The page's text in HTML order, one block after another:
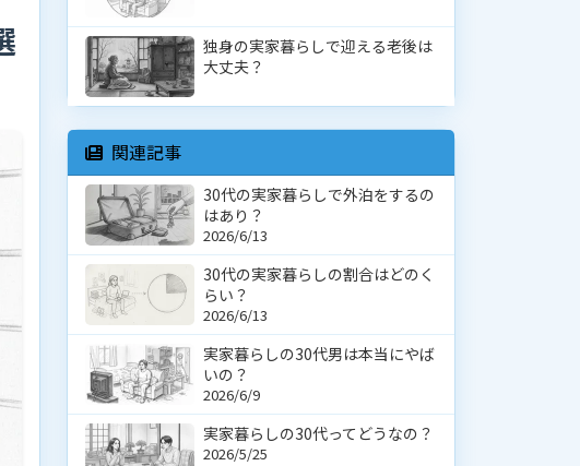
独身の実家暮らしで迎える老後は
大丈夫？
関連記事
30代の実家暮らしで外泊をするの
はあり？
2026/6/13
30代の実家暮らしの割合はどのく
らい？
2026/6/13
実家暮らしの30代男は本当にやば
いの？
2026/6/9
実家暮らしの30代ってどうなの？
2026/5/25